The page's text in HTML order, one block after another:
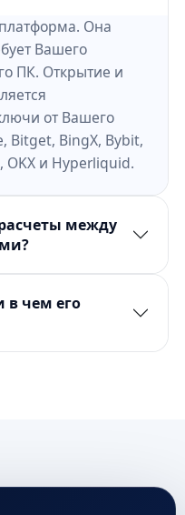
Она
Вашего
ПК. Открытие и
от Вашего
Bitget, BingX, Bybit,
OKX и Hyperliquid.
между
в чем его